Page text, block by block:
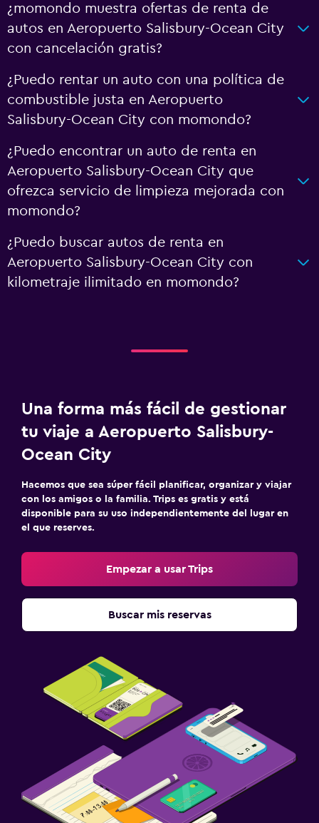
¿momondo muestra ofertas de renta de
autos en Aeropuerto Salisbury-Ocean City
con cancelación gratis?
¿Puedo rentar un auto con una política de
combustible justa en Aeropuerto
Salisbury-Ocean City con momondo?
¿Puedo encontrar un auto de renta en
Aeropuerto Salisbury-Ocean City que
ofrezca servicio de limpieza mejorada con
momondo?
¿Puedo buscar autos de renta en
Aeropuerto Salisbury-Ocean City con
kilometraje ilimitado en momondo?
Una forma más fácil de gestionar
tu viaje a Aeropuerto Salisbury-
Ocean City
Hacemos que sea súper fácil planificar, organizar y viajar
con los amigos o la familia. Trips es gratis y está
disponible para su uso independientemente del lugar en
el que reserves.
Empezar a usar Trips
Buscar mis reservas